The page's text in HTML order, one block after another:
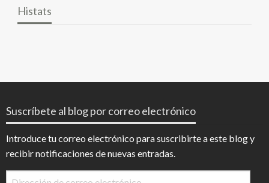
Histats
Suscríbete al blog por correo electrónico
Introduce tu correo electrónico para suscribirte a este blog y
recibir notificaciones de nuevas entradas.
Dirección